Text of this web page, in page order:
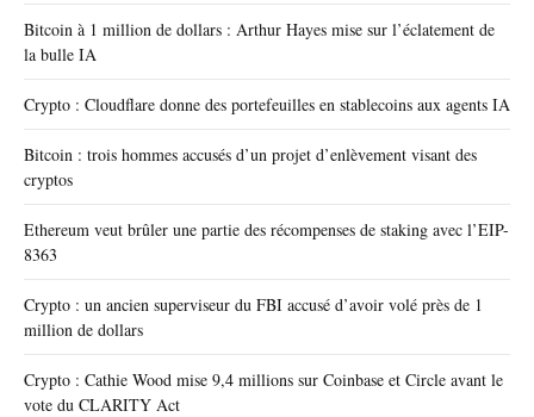
Bitcoin à 1 million de dollars : Arthur Hayes mise sur l’éclatement de
la bulle IA
Crypto : Cloudflare donne des portefeuilles en stablecoins aux agents IA
Bitcoin : trois hommes accusés d’un projet d’enlèvement visant des
cryptos
Ethereum veut brûler une partie des récompenses de staking avec l’EIP-
8363
Crypto : un ancien superviseur du FBI accusé d’avoir volé près de 1
million de dollars
Crypto : Cathie Wood mise 9,4 millions sur Coinbase et Circle avant le
vote du CLARITY Act